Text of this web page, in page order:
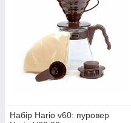
Набір Hario v60: пуровер